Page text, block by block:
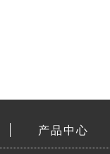
产品中心